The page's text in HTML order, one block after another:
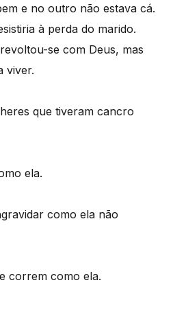
e no outro não estava cá.
à perda do marido.
se com Deus, mas
viver.
que tiveram cancro
ela.
como ela não
correm como ela.